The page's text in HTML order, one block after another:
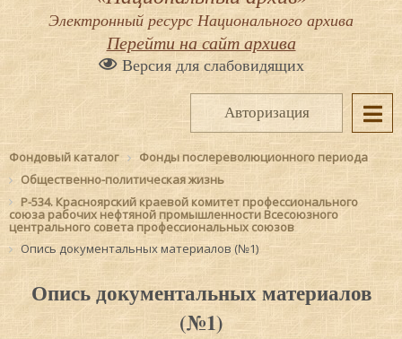
Электронный ресурс Национального архива
Перейти на сайт архива
Версия для слабовидящих
Авторизация
Фондовый каталог
Фонды послереволюционного периода
Общественно-политическая жизнь
Р-534. Красноярский краевой комитет профессионального
союза рабочих нефтяной промышленности Всесоюзного
центрального совета профессиональных союзов
Опись документальных материалов (№1)
Опись документальных материалов
(№1)